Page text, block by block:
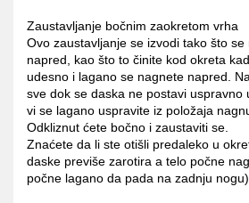
Zaustavljanje bočnim zaokretom vrha
Ovo zaustavljanje se izvodi tako što
napred, kao što to činite kod okreta
udesno i lagano se nagnete napred.
sve dok se daska ne postavi uspravno
vi se lagano uspravite iz položaja
Odkliznut ćete bočno i zaustaviti se.
Znaćete da li ste otišli predaleko u
daske previše zarotira a telo počne
počne lagano da pada na zadnju nogu)